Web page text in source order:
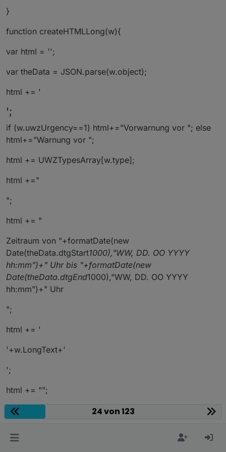
}
function createHTMLLong(w){
var html = '';
var theData = JSON.parse(w.object);
html += '
';
if (w.uwzUrgency==1) html+="Vorwarnung vor "; else
html+="Warnung vor ";
html += UWZTypesArray[w.type];
html +="
";
html += "
Zeitraum von "+formatDate(new
Date(theData.dtgStart1000),"WW, DD. OO YYYY
hh:mm")+" Uhr bis "+formatDate(new
Date(theData.dtgEnd1000),"WW, DD. OO YYYY
hh:mm")+" Uhr
";
html += '
'+w.LongText+'
';
html += "";
return html;
24 von 123